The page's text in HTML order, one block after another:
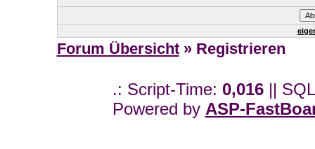
Forum Übersicht» Registrieren
.: Script-Time: 0,016||
Powered by ASP-